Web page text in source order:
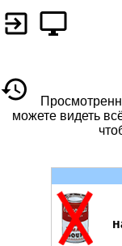
можете видеть